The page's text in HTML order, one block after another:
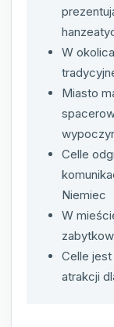
W
Miasto
Celle
Niemiec
W
Celle
atrakcji